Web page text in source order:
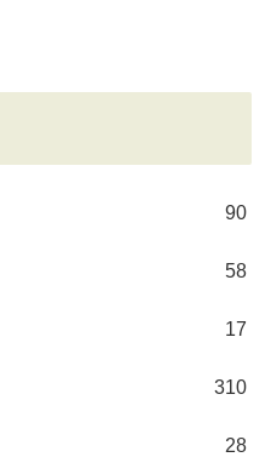
90
58
17
310
28